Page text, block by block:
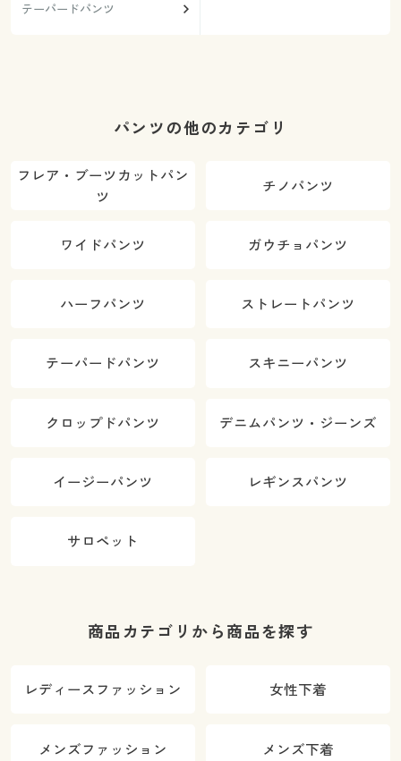
テーパードパンツ
パンツの他のカテゴリ
フレア・ブーツカットパン
ツ
チノパンツ
ワイドパンツ ガウチョパンツ
ハーフパンツ ストレートパンツ
テーパードパンツ スキニーパンツ
クロップドパンツ デニムパンツ・ジーンズ
イージーパンツ レギンスパンツ
サロペット
商品カテゴリから商品を探す
レディースファッション 女性下着
メンズファッション メンズ下着